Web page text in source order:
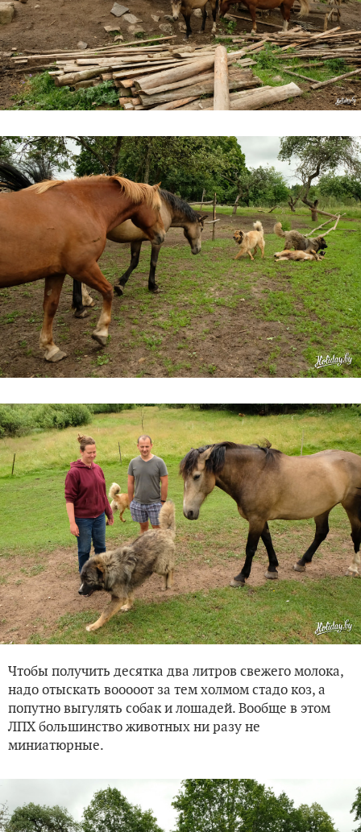
Чтобы получить десятка два литров свежего молока,
надо отыскать вооооот за тем холмом стадо коз, а
попутно выгулять собак и лошадей. Вообще в этом
ЛПХ большинство животных ни разу не
миниатюрные.